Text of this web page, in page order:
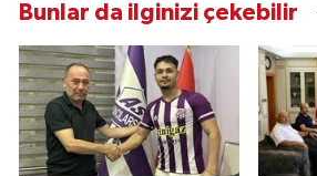
Bunlar da ilginizi çekebilir